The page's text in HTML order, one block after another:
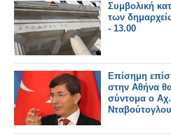
Συμβολική
των
- 13.00
Επίσημη
στην Αθήνα
σύντομα ο Αχ.
Νταβούτογλου